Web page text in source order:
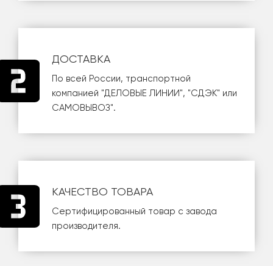
ДОСТАВКА
По всей России, транспортной
компанией "ДЕЛОВЫЕ ЛИНИИ", "СДЭК" или
САМОВЫВОЗ".
КАЧЕСТВО ТОВАРА
Сертифицированный товар с завода
производителя.